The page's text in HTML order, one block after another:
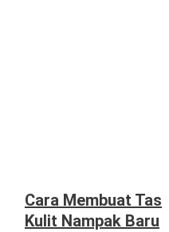
Cara Membuat Tas
Kulit Nampak Baru